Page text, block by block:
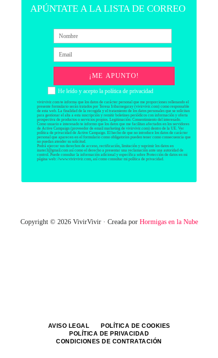
APÚNTATE A LA LISTA DE CORREO
He leído y acepto la política de privacidad
¡ME APUNTO!
vivirvivir.com te informa que los datos de carácter personal que me proporciones rellenando el
presente formulario serán tratados por Teresa Iribarnegaray (vivirvivir.com) como responsable
de esta web. La finalidad de la recogida y el tratamiento de los datos personales que se solicitan
para gestionar el alta a esta suscripción y remitir boletines periódicos con información y oferta
prospectiva de productos o servicios propios. Legitimación: Consentimiento del interesado.
Como usuario e interesado te informo que los datos que me facilitan afectados en los servidores
de Active Campaign (proveedor de email marketing de vivirvivir.com) dentro de la UE. Ver
política de privacidad de Active Campaign. El hecho de que no introduce los datos de carácter
personal que aparecen en el formulario como obligatorios pueden tener como consecuencia que
no puedan atender su solicitud.
Podrá ejercer sus derechos de acceso, rectificación, limitación y suprimir los datos en
inater3@gmail.com así como el derecho a presentar una reclamación ante una autoridad de
control. Puede consultar la información adicional y específica sobre Protección de datos en mi
página web: //www.vivirvivir.com, así como consultar mi política de privacidad.
Copyright © 2026 VivirVivir · Creada por Hormigas en la Nube
AVISO LEGAL
POLÍTICA DE COOKIES
POLÍTICA DE PRIVACIDAD
CONDICIONES DE CONTRATACIÓN